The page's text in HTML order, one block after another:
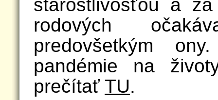
starostlivosťou a
rodových
predovšetkým
pandémie na
prečítať TU.